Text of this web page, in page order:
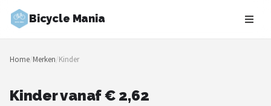
Bicycle Mania
Zoeken
NAVIGATIE
Home/Merken/Kinder
Kinder vanaf € 2,62